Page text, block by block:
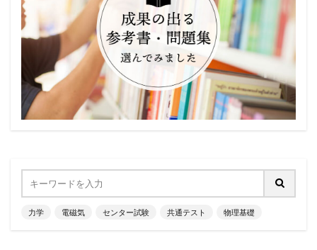
力学 電磁気 センター試験 共通テスト 物理基礎